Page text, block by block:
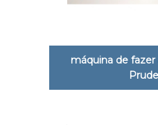
máquina de